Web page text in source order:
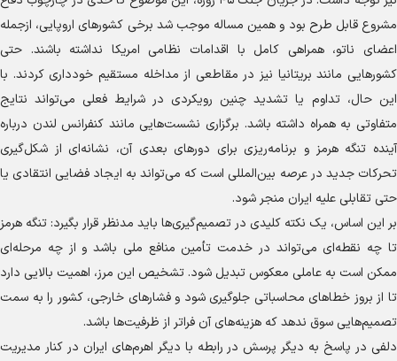
مشروع قابل طرح بود و همین مساله موجب شد برخی کشور‌های اروپایی، ازجمله
اعضای ناتو، همراهی کامل با اقدامات نظامی امریکا نداشته باشند. حتی
کشور‌هایی مانند بریتانیا نیز در مقاطعی از مداخله مستقیم خودداری کردند. با
این حال، تداوم یا تشدید چنین رویکردی در شرایط فعلی می‌تواند نتایج
متفاوتی به همراه داشته باشد. برگزاری نشست‌هایی مانند کنفرانس لندن درباره
آینده تنگه هرمز و برنامه‌ریزی برای دور‌های بعدی آن، نشانه‌ای از شکل‌گیری
تحرکات جدید در عرصه بین‌المللی است که می‌تواند به ایجاد فضایی انتقادی یا
حتی تقابلی علیه ایران منجر شود.
بر این اساس، یک نکته کلیدی در تصمیم‌گیری‌ها باید مدنظر قرار بگیرد: تنگه هرمز
تا چه نقطه‌ای می‌تواند در خدمت تأمین منافع ملی باشد و از چه مرحله‌ای
ممکن است به عاملی معکوس تبدیل شود. تشخیص این مرز، اهمیت بالایی دارد
تا از بروز خطا‌های محاسباتی جلوگیری شود و فشار‌های خارجی، کشور را به سمت
تصمیم‌هایی سوق ندهد که هزینه‌های آن فراتر از ظرفیت‌ها باشد.
دلفی در پاسخ به دیگر پرسش در رابطه با دیگر اهرم‌های ایران در کنار مدیریت